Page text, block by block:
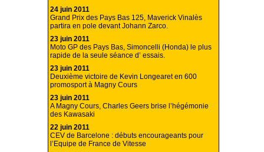
24 juin 2011
Grand Prix des Pays Bas 125, Maverick Vinalès
partira en pole devant Johann Zarco.
23 juin 2011
Moto GP des Pays Bas, Simoncelli (Honda) le plus
rapide de la seule séance d’ essais.
23 juin 2011
Deuxième victoire de Kevin Longearet en 600
promosport à Magny Cours
23 juin 2011
A Magny Cours, Charles Geers brise l’hégémonie
des Kawasaki
22 juin 2011
CEV de Barcelone : débuts encourageants pour
l’Equipe de France de Vitesse